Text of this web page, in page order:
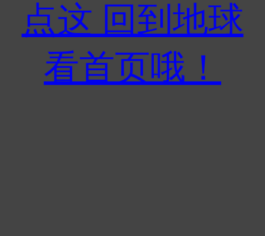
点这 回到地球
看首页哦！